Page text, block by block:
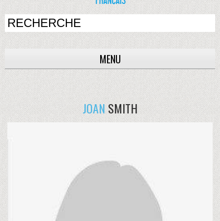
MENU
JOANSMITH